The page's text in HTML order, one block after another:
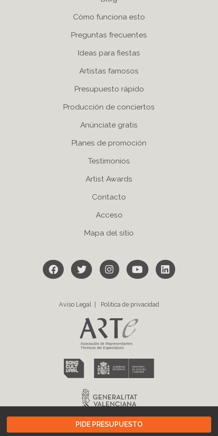
PIDE PRESUPUESTO
Cómo funciona esto
Preguntas frecuentes
Ideas para fiestas
Artistas famosos
Presupuesto rápido
Producción de conciertos
Anúnciate gratis
Planes de promoción
Testimonios
Artist Awards
Contacto
Acceso
Mapa del sítio
Siguenos en Facebook
Siguenos en Twitter
Siguenos en Instagram
Visita nuestro canal
Linkedin
Aviso Legal Política de privacidad
PROYECTO FINANCIADO POR LA G.V. PLAN RESISTIR PLUS
Importe financiado: 92.000€